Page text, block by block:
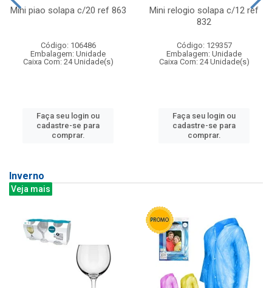
Mini piao solapa c/20 ref 863
Código: 106486
Embalagem: Unidade
Caixa Com: 24 Unidade(s)
Faça seu login ou
cadastre-se para
comprar.
Mini relogio solapa c/12 ref
832
Código: 129357
Embalagem: Unidade
Caixa Com: 24 Unidade(s)
Faça seu login ou
cadastre-se para
comprar.
Inverno
Veja mais